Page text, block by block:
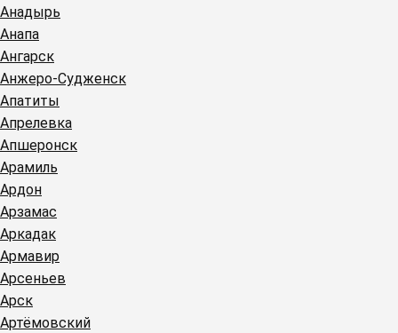
Анадырь
Анапа
Ангарск
Анжеро-Судженск
Апатиты
Апрелевка
Апшеронск
Арамиль
Ардон
Арзамас
Аркадак
Армавир
Арсеньев
Арск
Артёмовский